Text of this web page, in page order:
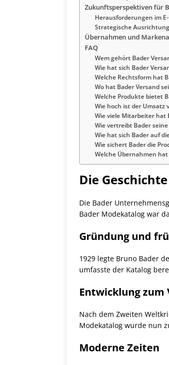
Zukunftsperspektiven für
Herausforderungen im
Strategische Ausrichtung
Übernahmen und
FAQ
Wem gehört Bader
Wie hat sich Bader
Welche Rechtsform hat
Wo hat Bader Versand
Welche Produkte bietet
Wie hoch ist der Umsatz
Wie viele Mitarbeiter hat
Wie vertreibt Bader
Wie hat sich Bader auf
Wie sichert Bader die
Welche Übernahmen
Die
Die Bader
Bader Modekatalog war
Gründung und
1929 legte Bruno Bader
umfasste der Katalog
Entwicklung zum
Nach dem Zweiten
Modekatalog wurde nun
Moderne Zeiten